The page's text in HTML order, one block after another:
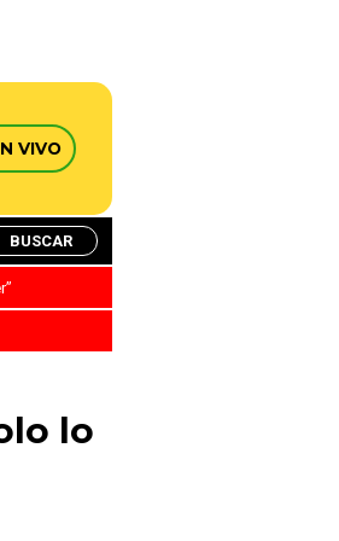
VIVO
BUSCAR
lo